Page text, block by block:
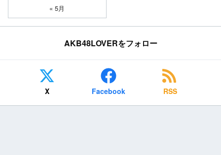
« 5月
AKB48LOVERをフォロー
X Facebook RSS